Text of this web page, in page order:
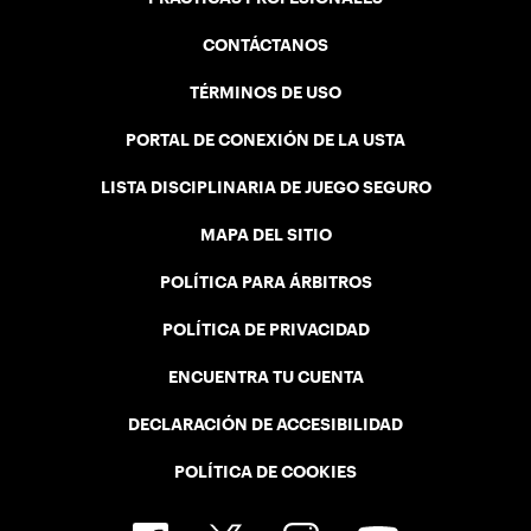
CONTÁCTANOS
TÉRMINOS DE USO
PORTAL DE CONEXIÓN DE LA USTA
LISTA DISCIPLINARIA DE JUEGO SEGURO
MAPA DEL SITIO
POLÍTICA PARA ÁRBITROS
POLÍTICA DE PRIVACIDAD
ENCUENTRA TU CUENTA
DECLARACIÓN DE ACCESIBILIDAD
POLÍTICA DE COOKIES